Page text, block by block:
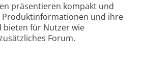
präsentieren kompakt und
Produkt­informationen und ihre
bieten für Nutzer wie
Forum.